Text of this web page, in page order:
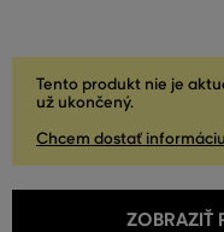
Tento produkt nie je
už ukončený.
Chcem dostať
ZOBRAZIŤ